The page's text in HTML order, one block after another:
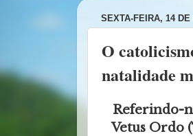
SEXTA-FEIRA, 14
O
natalidade
Referindo-
Vetus Ordo